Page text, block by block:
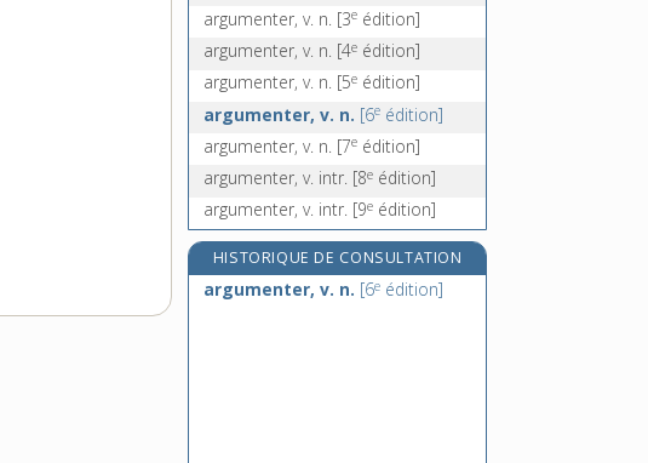
argumenter, v. n. [3e édition]
argumenter, v. n. [4e édition]
argumenter, v. n. [5e édition]
argumenter, v. n. [6e édition]
argumenter, v. n. [7e édition]
argumenter, v. intr. [8e édition]
argumenter, v. intr. [9e édition]
HISTORIQUE DE CONSULTATION
argumenter, v. n. [6e édition]